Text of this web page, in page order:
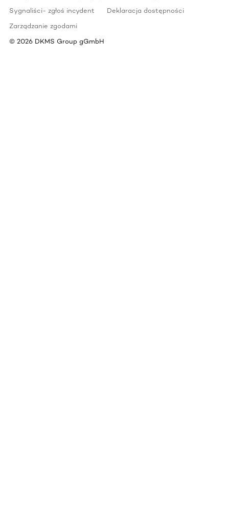
Sygnaliści- zgłoś incydent
Deklaracja dostępności
Zarządzanie zgodami
© 2026 DKMS Group gGmbH